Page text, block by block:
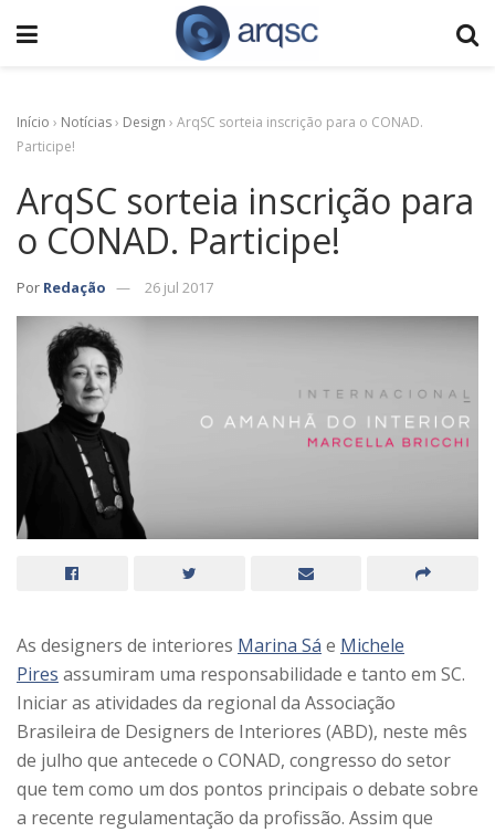
Início › Notícias› Design › ArqSC sorteia inscrição para o CONAD.
Participe!
ArqSC sorteia inscrição para
o CONAD. Participe!
Por Redação 26 jul 2017
As designers de interiores Marina Sá e Michele
Pires assumiram uma responsabilidade e tanto em SC.
Iniciar as atividades da regional da Associação
Brasileira de Designers de Interiores (ABD), neste mês
de julho que antecede o CONAD, congresso do setor
que tem como um dos pontos principais o debate sobre
a recente regulamentação da profissão. Assim que